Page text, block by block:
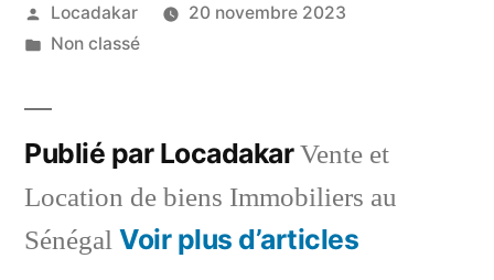
Publié
par
Locadakar
20 novembre 2023
Publié
Non classé
Publié par LocadakarVente et
Location de biens Immobiliers au
Sénégal Voir plus d’articles